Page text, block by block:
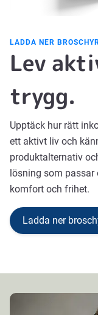
LADDA NER
Lev
trygg.
Upptäck hur rätt
ett aktivt liv och
produktalternativ
lösning som passar
komfort och frihet.
Ladda ner